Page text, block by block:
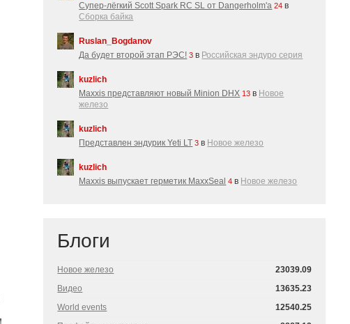
Супер-лёгкий Scott Spark RC SL от Dangerholm'a 24 в
Сборка байка
Ruslan_Bogdanov
Да будет второй этап РЭС! 3 в Российская эндуро серия
kuzlich
Maxxis представляют новый Minion DHX 13 в Новое
железо
kuzlich
Представлен эндурик Yeti LT 3 в Новое железо
kuzlich
Maxxis выпускает герметик MaxxSeal 4 в Новое железо
Блоги
Новое железо
23039.09
Видео
13635.23
World events
12540.25